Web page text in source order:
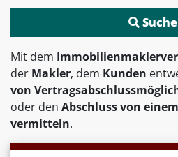
Mit dem
der Makler, dem Kunden
von
oder den Abschluss von
vermitteln.